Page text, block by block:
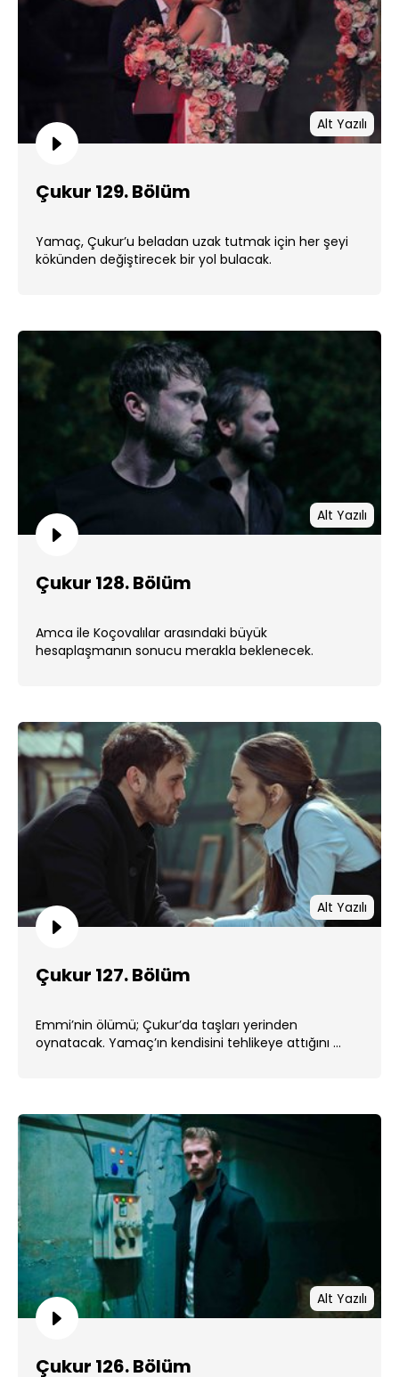
Alt Yazılı
Çukur 129. Bölüm
Yamaç, Çukur’u beladan uzak tutmak için her şeyi
kökünden değiştirecek bir yol bulacak.
Alt Yazılı
Çukur 128. Bölüm
Amca ile Koçovalılar arasındaki büyük
hesaplaşmanın sonucu merakla beklenecek.
Alt Yazılı
Çukur 127. Bölüm
Emmi’nin ölümü; Çukur’da taşları yerinden
oynatacak. Yamaç’ın kendisini tehlikeye attığını ...
Alt Yazılı
Çukur 126. Bölüm